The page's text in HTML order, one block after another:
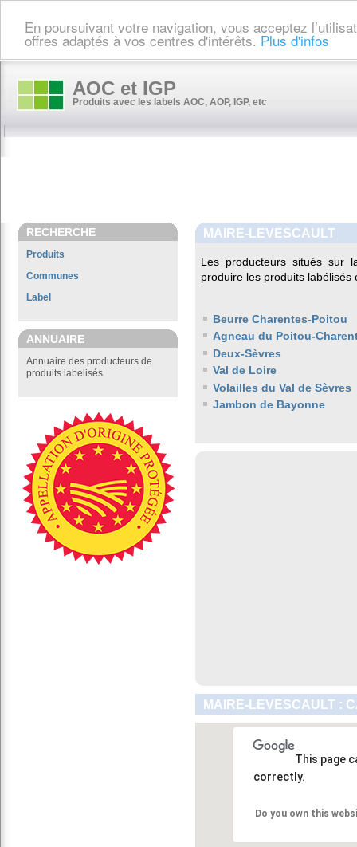
En poursuivant votre navigation, vous acceptez
offres adaptés à vos centres d'intérêts. Plus d'infos
AOC et IGP
Produits avec les labels AOC, AOP, IGP, etc
RECHERCHE
Produits
Communes
Label
ANNUAIRE
Annuaire des producteurs de
produits labelisés
MAIRE-LEVESCAULT
Les producteurs situés sur
produire les produits labélisés
Beurre Charentes-Poitou
Agneau du Poitou-
Deux-Sèvres
Val de Loire
Volailles du Val de Sèvres
Jambon de Bayonne
MAIRE-LEVESCAULT :
This page
correctly.
Do you own this